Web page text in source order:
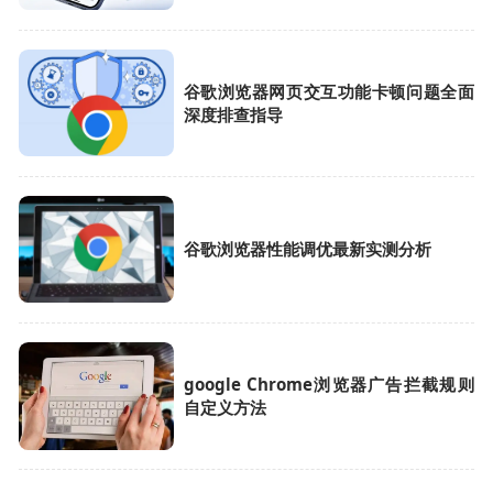
谷歌浏览器网页交互功能卡顿问题全面
深度排查指导
谷歌浏览器性能调优最新实测分析
google Chrome浏览器广告拦截规则
自定义方法